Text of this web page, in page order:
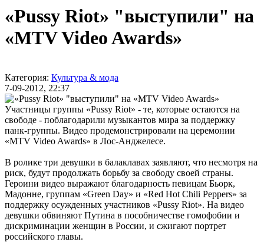
«Pussy Riot» "выступили" на
«MTV Video Awards»
Категория: Культура & мода
7-09-2012, 22:37
Участницы группы «Pussy Riot» - те, которые остаются на
свободе - поблагодарили музыкантов мира за поддержку
панк-группы. Видео продемонстрировали на церемонии
«MTV Video Awards» в Лос-Анджелесе.
В ролике три девушки в балаклавах заявляют, что несмотря на
риск, будут продолжать борьбу за свободу своей страны.
Героини видео выражают благодарность певицам Бьорк,
Мадонне, группам «Green Day» и «Red Hot Chili Peppers» за
поддержку осужденных участников «Pussy Riot». На видео
девушки обвиняют Путина в пособничестве гомофобии и
дискриминации женщин в России, и сжигают портрет
российского главы.